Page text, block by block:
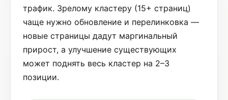
трафик. Зрелому кластеру (15+ страниц)
чаще нужно обновление и перелинковка —
новые страницы дадут маргинальный
прирост, а улучшение существующих
может поднять весь кластер на 2–3
позиции.